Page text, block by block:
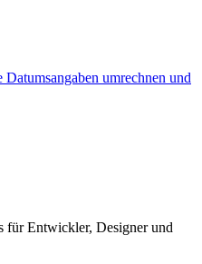
umrechnen und
für Entwickler, Designer und